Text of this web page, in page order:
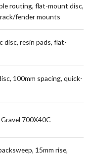
routing, flat-mount disc,
fender mounts
disc, resin pads, flat-
100mm spacing, quick-
700X40C
15mm rise,